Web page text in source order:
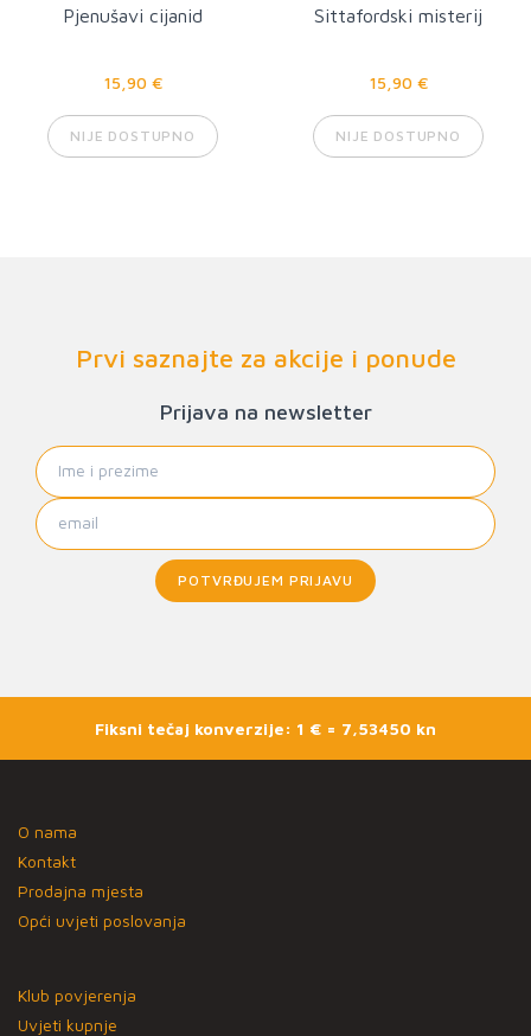
Pjenušavi cijanid
15,90 €
NIJE DOSTUPNO
Sittafordski misterij
15,90 €
NIJE DOSTUPNO
Prvi saznajte za akcije i ponude
Prijava na newsletter
POTVRĐUJEM PRIJAVU
Fiksni tečaj konverzije: 1 € = 7,53450 kn
O nama
Kontakt
Prodajna mjesta
Opći uvjeti poslovanja
Klub povjerenja
Uvjeti kupnje